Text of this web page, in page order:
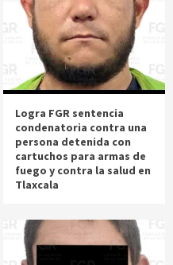
Logra FGR sentencia
condenatoria contra una
persona detenida con
cartuchos para armas de
fuego y contra la salud en
Tlaxcala